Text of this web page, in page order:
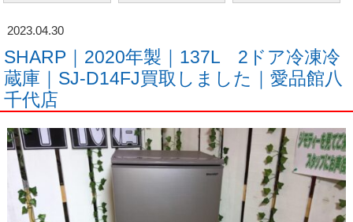
2023.04.30
SHARP｜2020年製｜137L 2ドア冷凍冷
蔵庫｜SJ-D14FJ買取しました｜愛品館八
千代店